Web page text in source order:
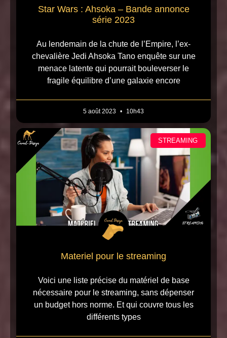
Star Wars : Ahsoka – Bande annonce
série 2023
Au lendemain de la chute de l’Empire, l’ex-
chevalière Jedi Ahsoka Tano enquête sur une
menace latente qui pourrait bouleverser le
fragile équilibre d’une galaxie encore
5 août 2023 10h43
STREAMING
Materiel pour le streaming
Voici une liste précise du matériel de base
nécessaire pour le streaming, sans dépenser
un budget hors norme. Et qui couvre tous les
différents types